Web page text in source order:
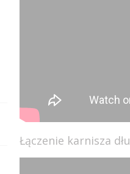
Łączenie karnisza